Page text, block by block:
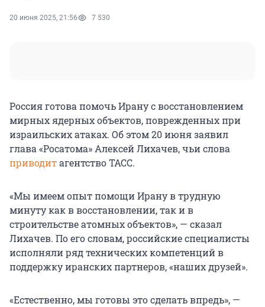
20 июня 2025, 21:56 7 530
Россия готова помочь Ирану с восстановлением
мирных ядерных объектов, поврежденных при
израильских атаках. Об этом 20 июня заявил
глава «Росатома» Алексей Лихачев, чьи слова
приводитагентство ТАСС.
«Мы имеем опыт помощи Ирану в трудную
минуту как в восстановлении, так и в
строительстве атомных объектов», — сказал
Лихачев. По его словам, российские специалисты
исполняли ряд технических компетенций в
поддержку иранских партнеров, «наших друзей».
«Естественно, мы готовы это сделать впредь», —